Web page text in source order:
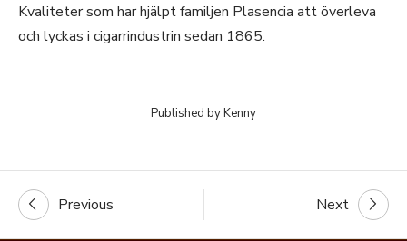
Kvaliteter som har hjälpt familjen Plasencia att överleva
och lyckas i cigarrindustrin sedan 1865.
Published byKenny
Previous Next